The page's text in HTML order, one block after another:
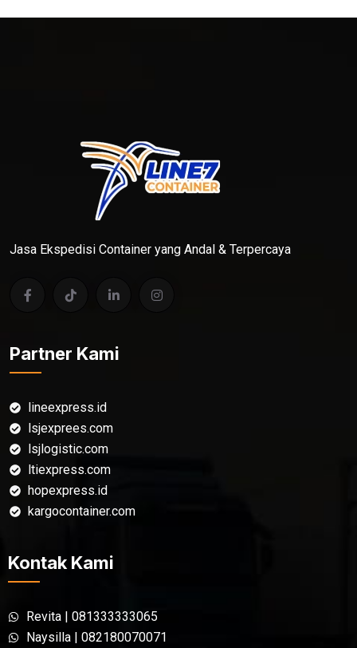
Jasa Ekspedisi Container yang Andal & Terpercaya
Partner Kami
lineexpress.id
lsjexprees.com
lsjlogistic.com
ltiexpress.com
hopexpress.id
kargocontainer.com
Kontak Kami
Revita | 081333333065
Naysilla | 082180070071